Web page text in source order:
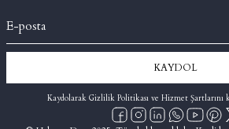
KAYDOL
Kaydolarak Gizlilik Politikası ve Hizmet Şartlarını